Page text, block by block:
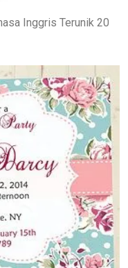
Inggris Terunik 20